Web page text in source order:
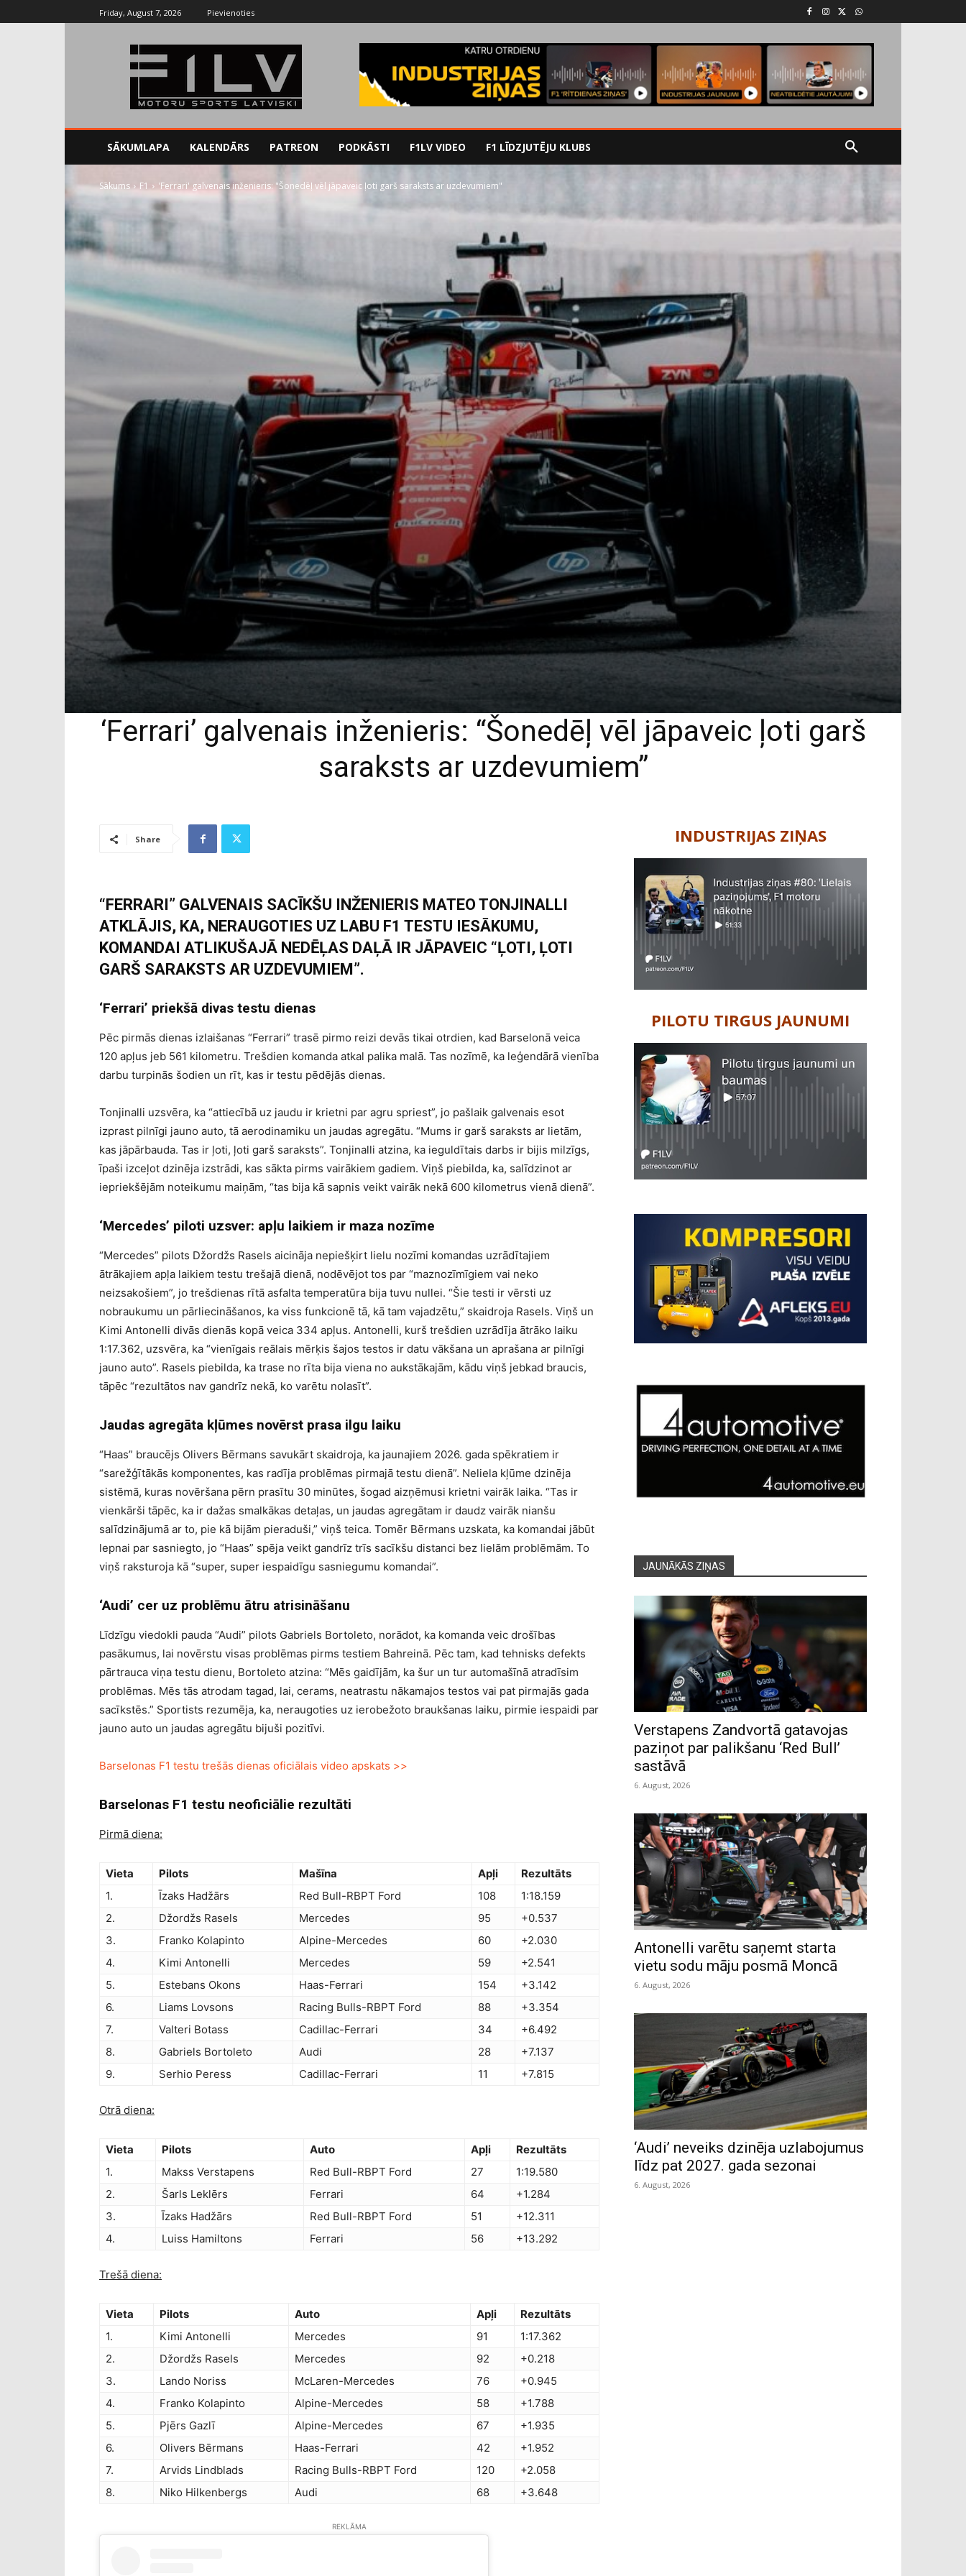
Friday, August 7, 2026 Pievienoties
SĀKUMLAPA KALENDĀRS PATREON PODKĀSTI F1LV VIDEO F1 LĪDZJUTĒJU KLUBS
Sākums F1 'Ferrari' galvenais inženieris: "Šonedēļ vēl jāpaveic ļoti garš saraksts ar uzdevumiem"
‘Ferrari’ galvenais inženieris: “Šonedēļ vēl jāpaveic ļoti garš
saraksts ar uzdevumiem”
Share
“FERRARI” GALVENAIS SACĪKŠU INŽENIERIS MATEO TONJINALLI
ATKLĀJIS, KA, NERAUGOTIES UZ LABU F1 TESTU IESĀKUMU,
KOMANDAI ATLIKUŠAJĀ NEDĒĻAS DAĻĀ IR JĀPAVEIC “ĻOTI, ĻOTI
GARŠ SARAKSTS AR UZDEVUMIEM”.
‘Ferrari’ priekšā divas testu dienas
Pēc pirmās dienas izlaišanas “Ferrari” trasē pirmo reizi devās tikai otrdien, kad Barselonā veica
120 apļus jeb 561 kilometru. Trešdien komanda atkal palika malā. Tas nozīmē, ka leģendārā vienība
darbu turpinās šodien un rīt, kas ir testu pēdējās dienas.
Tonjinalli uzsvēra, ka “attiecībā uz jaudu ir krietni par agru spriest”, jo pašlaik galvenais esot
izprast pilnīgi jauno auto, tā aerodinamiku un jaudas agregātu. “Mums ir garš saraksts ar lietām,
kas jāpārbauda. Tas ir ļoti, ļoti garš saraksts”. Tonjinalli atzina, ka ieguldītais darbs ir bijis milzīgs,
īpaši izceļot dzinēja izstrādi, kas sākta pirms vairākiem gadiem. Viņš piebilda, ka, salīdzinot ar
iepriekšējām noteikumu maiņām, “tas bija kā sapnis veikt vairāk nekā 600 kilometrus vienā dienā”.
‘Mercedes’ piloti uzsver: apļu laikiem ir maza nozīme
“Mercedes” pilots Džordžs Rasels aicināja nepiešķirt lielu nozīmi komandas uzrādītajiem
ātrākajiem apļa laikiem testu trešajā dienā, nodēvējot tos par “maznozīmīgiem vai neko
neizsakošiem”, jo trešdienas rītā asfalta temperatūra bija tuvu nullei. “Šie testi ir vērsti uz
nobraukumu un pārliecināšanos, ka viss funkcionē tā, kā tam vajadzētu,” skaidroja Rasels. Viņš un
Kimi Antonelli divās dienās kopā veica 334 apļus. Antonelli, kurš trešdien uzrādīja ātrāko laiku
1:17.362, uzsvēra, ka “vienīgais reālais mērķis šajos testos ir datu vākšana un aprašana ar pilnīgi
jauno auto”. Rasels piebilda, ka trase no rīta bija viena no aukstākajām, kādu viņš jebkad braucis,
tāpēc “rezultātos nav gandrīz nekā, ko varētu nolasīt”.
Jaudas agregāta kļūmes novērst prasa ilgu laiku
“Haas” braucējs Olivers Bērmans savukārt skaidroja, ka jaunajiem 2026. gada spēkratiem ir
“sarežģītākās komponentes, kas radīja problēmas pirmajā testu dienā”. Neliela kļūme dzinēja
sistēmā, kuras novēršana pērn prasītu 30 minūtes, šogad aizņēmusi krietni vairāk laika. “Tas ir
vienkārši tāpēc, ka ir dažas smalkākas detaļas, un jaudas agregātam ir daudz vairāk nianšu
salīdzinājumā ar to, pie kā bijām pieraduši,” viņš teica. Tomēr Bērmans uzskata, ka komandai jābūt
lepnai par sasniegto, jo “Haas” spēja veikt gandrīz trīs sacīkšu distanci bez lielām problēmām. To
viņš raksturoja kā “super, super iespaidīgu sasniegumu komandai”.
‘Audi’ cer uz problēmu ātru atrisināšanu
Līdzīgu viedokli pauda “Audi” pilots Gabriels Bortoleto, norādot, ka komanda veic drošības
pasākumus, lai novērstu visas problēmas pirms testiem Bahreinā. Pēc tam, kad tehnisks defekts
pārtrauca viņa testu dienu, Bortoleto atzina: “Mēs gaidījām, ka šur un tur automašīnā atradīsim
problēmas. Mēs tās atrodam tagad, lai, cerams, neatrastu nākamajos testos vai pat pirmajās gada
sacīkstēs.” Sportists rezumēja, ka, neraugoties uz ierobežoto braukšanas laiku, pirmie iespaidi par
jauno auto un jaudas agregātu bijuši pozitīvi.
Barselonas F1 testu trešās dienas oficiālais video apskats >>
Barselonas F1 testu neoficiālie rezultāti
Pirmā diena:
Vieta Pilots Mašīna Apļi
Rezultāts
1.
Īzaks Hadžārs Red Bull-RBPT Ford 108
1:18.159
2.
Džordžs Rasels Mercedes 95
+0.537
3.
Franko Kolapinto Alpine-Mercedes 60
+2.030
4.
Kimi Antonelli Mercedes 59
+2.541
5.
Estebans Okons Haas-Ferrari 154
+3.142
6.
Liams Lovsons Racing Bulls-RBPT Ford 88
+3.354
7.
Valteri Botass Cadillac-Ferrari 34
+6.492
8.
Gabriels Bortoleto Audi 28
+7.137
9.
Serhio Peress Cadillac-Ferrari 11 +7.815
Otrā diena:
Vieta Pilots Auto Apļi
Rezultāts
1.
Makss Verstapens Red Bull-RBPT Ford 27
1:19.580
2.
Šarls Leklērs Ferrari 64
+1.284
3.
Īzaks Hadžārs Red Bull-RBPT Ford 51
+12.311
4.
Luiss Hamiltons Ferrari 56 +13.292
Trešā diena:
Vieta Pilots Auto Apļi
Rezultāts
1.
Kimi Antonelli Mercedes 91
1:17.362
2.
Džordžs Rasels Mercedes 92
+0.218
3.
Lando Noriss McLaren-Mercedes 76
+0.945
4.
Franko Kolapinto Alpine-Mercedes 58
+1.788
5.
Pjērs Gazlī Alpine-Mercedes 67
+1.935
6.
Olivers Bērmans Haas-Ferrari 42
+1.952
7.
Arvids Lindblads Racing Bulls-RBPT Ford 120
+2.058
8.
Niko Hilkenbergs Audi 68 +3.648
REKLĀMA
INDUSTRIJAS ZIŅAS
PILOTU TIRGUS JAUNUMI
JAUNĀKĀS ZIŅAS
Verstapens Zandvortā gatavojas
paziņot par palikšanu ‘Red Bull’
sastāvā
6. August, 2026
Antonelli varētu saņemt starta
vietu sodu māju posmā Moncā
6. August, 2026
‘Audi’ neveiks dzinēja uzlabojumus
līdz pat 2027. gada sezonai
6. August, 2026